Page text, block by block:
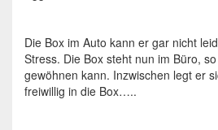
Die Box im Auto kann er gar nicht
Stress. Die Box steht nun im Büro,
gewöhnen kann. Inzwischen legt er
freiwillig in die Box…..